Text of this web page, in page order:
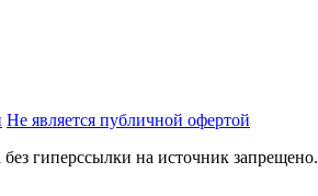
Не является публичной офертой
гиперссылки на источник запрещено.